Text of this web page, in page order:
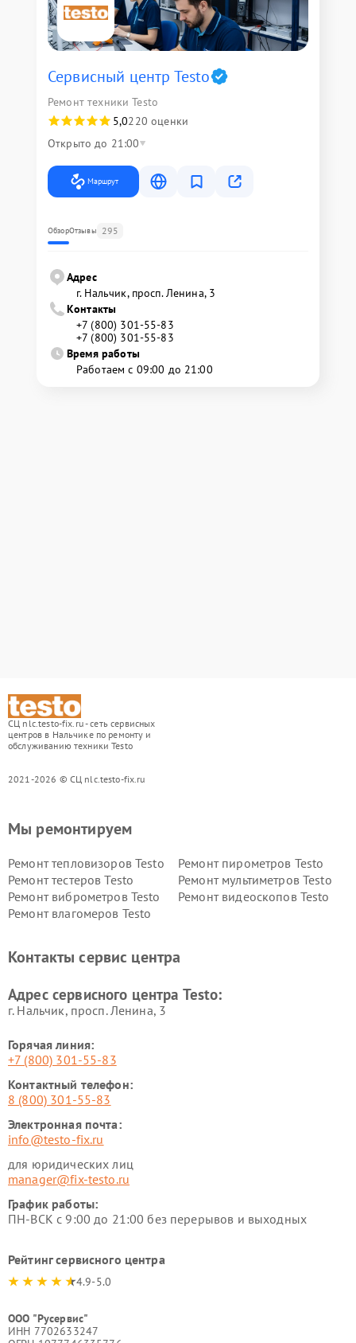
Сервисный центр Testo
Ремонт техники Testo
5,0220 оценки
Открыто до 21:00
Маршрут
ОбзорОтзывы 295
Адрес
г. Нальчик, просп. Ленина, 3
Контакты
+7 (800) 301-55-83
+7 (800) 301-55-83
Время работы
Работаем с 09:00 до 21:00
СЦ nlc.testo-fix.ru - сеть сервисных
центров в Нальчике по ремонту и
обслуживанию техники Testo
2021-2026 © СЦ nlc.testo-fix.ru
Мы ремонтируем
Ремонт тепловизоров Testo
Ремонт пирометров Testo
Ремонт тестеров Testo
Ремонт мультиметров Testo
Ремонт виброметров Testo
Ремонт видеоскопов Testo
Ремонт влагомеров Testo
Контакты сервис центра
Адрес сервисного центра Testo:
г. Нальчик, просп. Ленина, 3
Горячая линия:
+7 (800) 301-55-83
Контактный телефон:
8 (800) 301-55-83
Электронная почта:
info@testo-fix.ru
для юридических лиц
manager@fix-testo.ru
График работы:
ПН-ВСК с 9:00 до 21:00 без перерывов и выходных
Рейтинг сервисного центра
4.9-5.0
ООО "Русервис"
ИНН 7702633247